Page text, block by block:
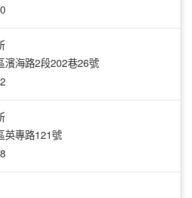
濱海路2段202巷26號
英專路121號